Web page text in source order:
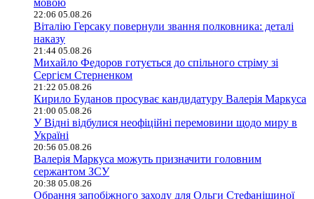
22:06 05.08.26
Віталію Герсаку повернули звання полковника: деталі
наказу
21:44 05.08.26
Михайло Федоров готується до спільного стріму зі
Сергієм Стерненком
21:22 05.08.26
Кирило Буданов просуває кандидатуру Валерія Маркуса
21:00 05.08.26
У Відні відбулися неофіційні перемовини щодо миру в
Україні
20:56 05.08.26
Валерія Маркуса можуть призначити головним
сержантом ЗСУ
20:38 05.08.26
Обрання запобіжного заходу для Ольги Стефанішиної